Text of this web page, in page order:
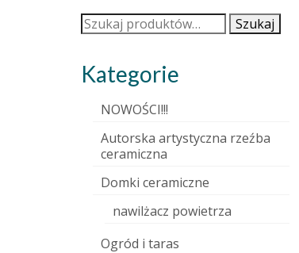
Szukaj: Szukaj
Kategorie
NOWOŚCI!!!
Autorska artystyczna rzeźba
ceramiczna
Domki ceramiczne
nawilżacz powietrza
Ogród i taras